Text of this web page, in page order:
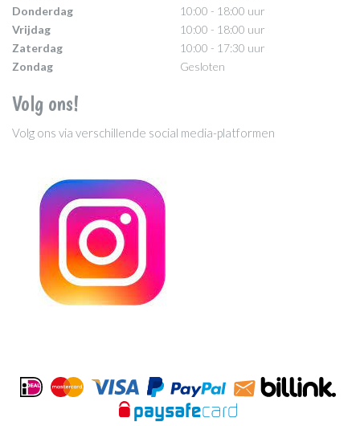
Donderdag
10:00 - 18:00 uur
Vrijdag
10:00 - 18:00 uur
Zaterdag
10:00 - 17:30 uur
Zondag
Gesloten
Volg ons!
Volg ons via verschillende social media-platformen